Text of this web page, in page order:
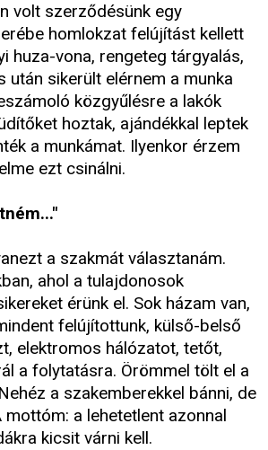
volt szerződésünk egy
homlokzat felújítást kellett
huza-vona, rengeteg tárgyalás,
után sikerült elérnem a munka
közgyűlésre a lakók
hoztak, ajándékkal leptek
a munkámat. Ilyenkor érzem
ezt csinálni.
a szakmát választanám.
ahol a tulajdonosok
érünk el. Sok házam van,
felújítottunk, külső-belső
elektromos hálózatot, tetőt,
a folytatásra. Örömmel tölt el a
a szakemberekkel bánni, de
mottóm: a lehetetlent azonnal
kicsit várni kell.